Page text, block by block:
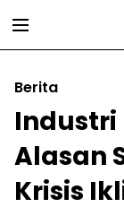
Berita
Industri
Alasan
Krisis